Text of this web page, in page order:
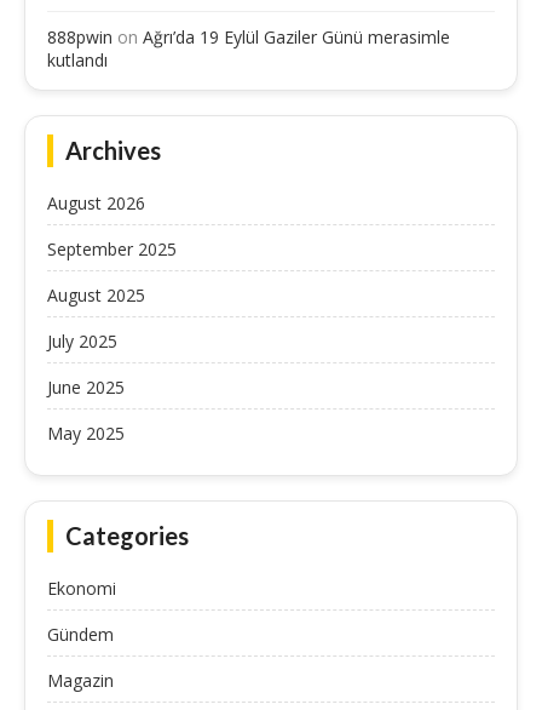
888pwin on Ağrı’da 19 Eylül Gaziler Günü merasimle
kutlandı
Archives
August 2026
September 2025
August 2025
July 2025
June 2025
May 2025
Categories
Ekonomi
Gündem
Magazin